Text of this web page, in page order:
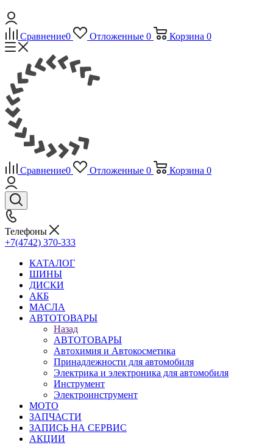
Сравнение0 Отложенные 0 Корзина 0
Сравнение0 Отложенные 0 Корзина 0
Телефоны
+7(4742) 370-333
КАТАЛОГ
ШИНЫ
ДИСКИ
АКБ
МАСЛА
АВТОТОВАРЫ
Назад
АВТОТОВАРЫ
Автохимия и Автокосметика
Принадлежности для автомобиля
Электрика и электроника для автомобиля
Инструмент
Электроинструмент
МОТО
ЗАПЧАСТИ
ЗАПИСЬ НА СЕРВИС
АКЦИИ